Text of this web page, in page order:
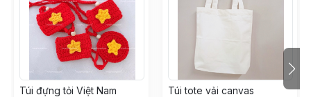
Túi đựng tỏi Việt Nam Túi tote vải canvas